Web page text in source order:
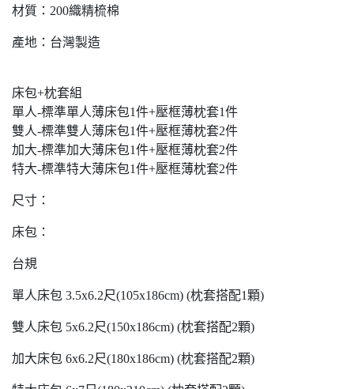
材質：200織精梳棉
產地：台灣製造
床包+枕套組
單人-標準單人薄床包1件+壓框薄枕套1件
雙人-標準雙人薄床包1件+壓框薄枕套2件
加大-標準加大薄床包1件+壓框薄枕套2件
特大-標準特大薄床包1件+壓框薄枕套2件
尺寸：
床包：
台規
單人床包 3.5x6.2尺(105x186cm) (枕套搭配1顆)
雙人床包 5x6.2尺(150x186cm) (枕套搭配2顆)
加大床包 6x6.2尺(180x186cm) (枕套搭配2顆)